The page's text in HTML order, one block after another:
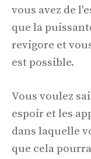
vous avez de
que la
revigore et
est possible.
Vous voulez
espoir et les
dans laquelle
que cela